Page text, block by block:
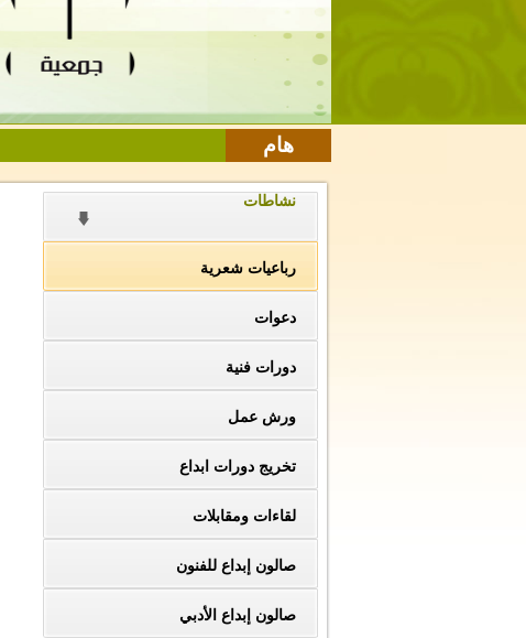
هام
نشاطات
رباعيات شعرية
دعوات
دورات فنية
ورش عمل
تخريج دورات ابداع
لقاءات ومقابلات
صالون إبداع للفنون
صالون إبداع الأدبي